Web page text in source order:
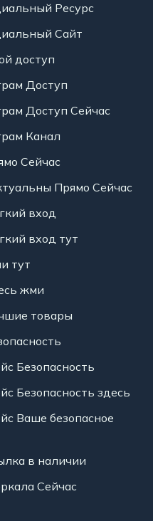
Ресурс
Сайт
доступ
Доступ
Доступ Сейчас
Канал
Сейчас
Прямо Сейчас
вход
вход тут
тут
жми
товары
Безопасность
Безопасность здесь
Ваше безопасное
в наличии
Сейчас